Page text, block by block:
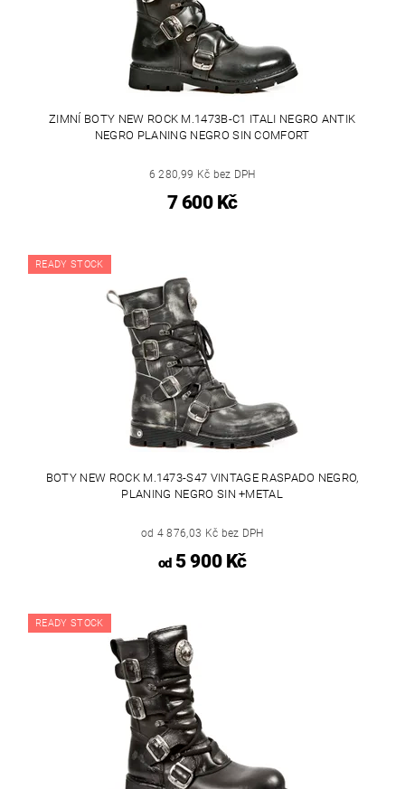
ZIMNÍ BOTY NEW ROCK M.1473B-C1 ITALI NEGRO ANTIK
NEGRO PLANING NEGRO SIN COMFORT
6 280,99 Kč bez DPH
7 600 Kč
READY STOCK
BOTY NEW ROCK M.1473-S47 VINTAGE RASPADO NEGRO,
PLANING NEGRO SIN +METAL
od 4 876,03 Kč bez DPH
od5 900 Kč
READY STOCK